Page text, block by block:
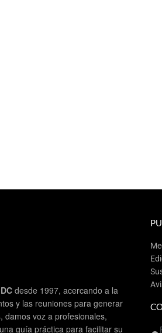
desde 1997, acercando a la
y las reuniones para generar
damos voz a profesionales,
guía práctica para facilitar su